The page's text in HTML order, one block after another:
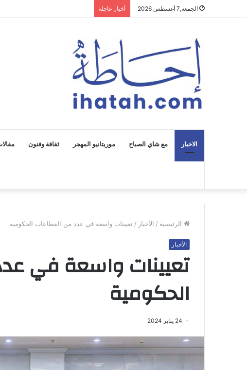
الجمعة,7 أغسطس 2026 أخبار عاجلة
الاخبار مع شاي الصباح موريتانيو المهجر ثقافة وفنون
الرئيسية / الأخبار / تعيينات واسعة في عدد من القطاعات الحكومية
الأخبار
تعيينات واسعة في
الحكومية
24 يناير 2024